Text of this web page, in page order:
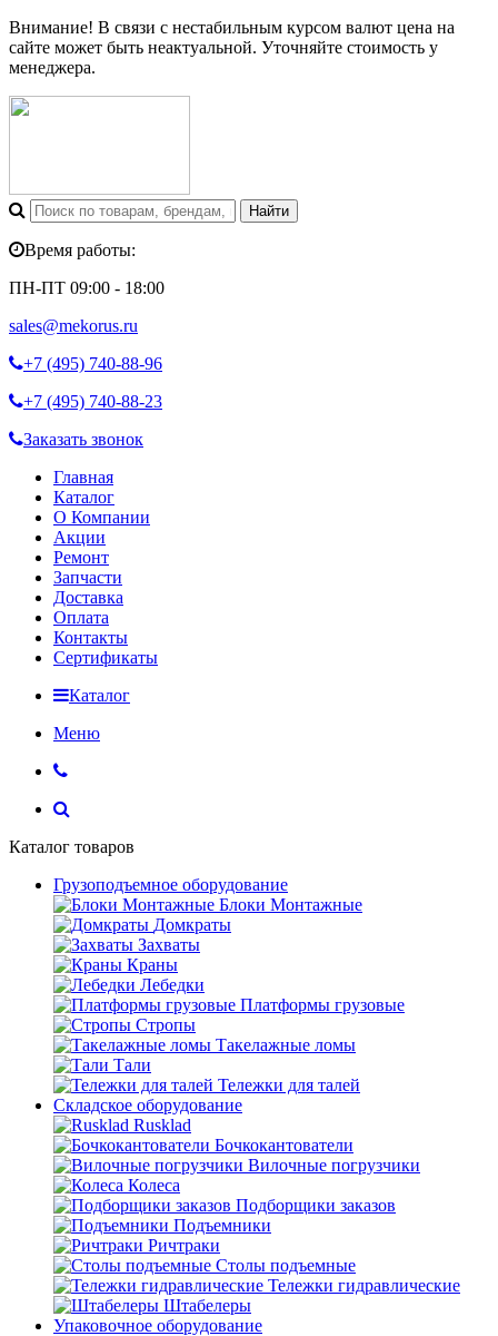
Внимание! В связи с нестабильным курсом валют цена на
сайте может быть неактуальной. Уточняйте стоимость у
менеджера.
Время работы:
ПН-ПТ 09:00 - 18:00
sales@mekorus.ru
+7 (495) 740-88-96
+7 (495) 740-88-23
Заказать звонок
Главная
Каталог
О Компании
Акции
Ремонт
Запчасти
Доставка
Оплата
Контакты
Сертификаты
Каталог
Меню
Каталог товаров
Грузоподъемное оборудование
Блоки Монтажные
Домкраты
Захваты
Краны
Лебедки
Платформы грузовые
Стропы
Такелажные ломы
Тали
Тележки для талей
Складское оборудование
Rusklad
Бочкокантователи
Вилочные погрузчики
Колеса
Подборщики заказов
Подъемники
Ричтраки
Столы подъемные
Тележки гидравлические
Штабелеры
Упаковочное оборудование